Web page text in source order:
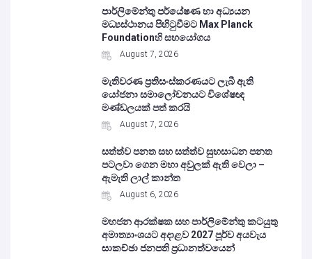
පාර්ලිමේන්තු පර්යේෂණ හා අධ්‍යයන
මධ්‍යස්ථානය පිහිටුවීමට Max Planck
Foundationහි සහයෝගය
August 7, 2026
මැතිවරණ ප්‍රතිසංස්කරණයට ලැබී ඇති
යෝජනා සමාලෝචනයට විශේෂඥ
මණ්ඩලයක් පත් කරයි
August 7, 2026
සත්ත්ව පනත සහ සත්ත්ව සුභසාධන පනත
පටලවා ගෙන මහා අවුලක් ඇති වෙලා –
ඇමැති ලාල් කාන්ත
August 6, 2026
මහජන ආරක්ෂක සහ පාර්ලිමේන්තු කටයුතු
අමාත්‍යාංශයට අදාළව 2027 පූර්ව අයවැය
සාකච්ඡා ජනපති ප්‍රධානත්වයෙන්